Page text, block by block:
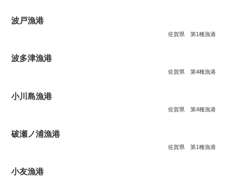
波戸漁港
佐賀県 第1種漁港
波多津漁港
佐賀県 第4種漁港
小川島漁港
佐賀県 第4種漁港
破瀬ノ浦漁港
佐賀県 第1種漁港
小友漁港